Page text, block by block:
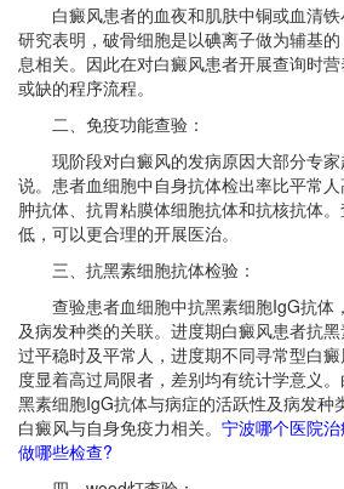
白癜风患者的血夜和肌肤中铜或血清铁
研究表明，破骨细胞是以碘离子做为辅基
息相关。因此在对白癜风患者开展查询时
或缺的程序流程。
二、免疫功能查验：
现阶段对白癜风的发病原因大部分专家
说。患者血细胞中自身抗体检出率比平常
肿抗体、抗胃粘膜体细胞抗体和抗核抗体
低，可以更合理的开展医治。
三、抗黑素细胞抗体检验：
查验患者血细胞中抗黑素细胞IgG抗体
及病发种类的关联。进度期白癜风患者抗
过平稳时及平常人，进度期不同寻常型白
度显着高过局限者，差别均有统计学意义
黑素细胞IgG抗体与病症的活跃性及病发种
白癜风与自身免疫力相关。 宁波哪个医院
做哪些检查?